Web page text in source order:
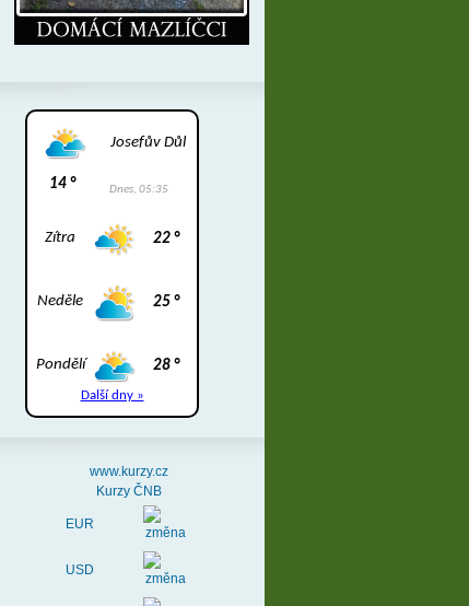
www.kurzy.cz
Kurzy ČNB
EUR
USD